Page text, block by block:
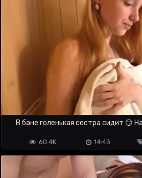
В бане голенькая сестра сидит 😏
14:43
60.4K